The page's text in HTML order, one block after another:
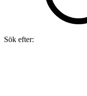
Sök efter: